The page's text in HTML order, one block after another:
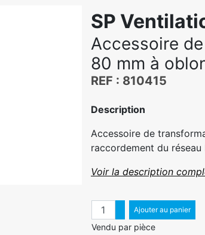
SP
Accessoire
80 mm à
REF : 810415
Description
Accessoire de
raccordement du
Voir la description
QuantitéAugmenter quantité
Diminuer quantité
Ajouter au panier
Vendu par pièce